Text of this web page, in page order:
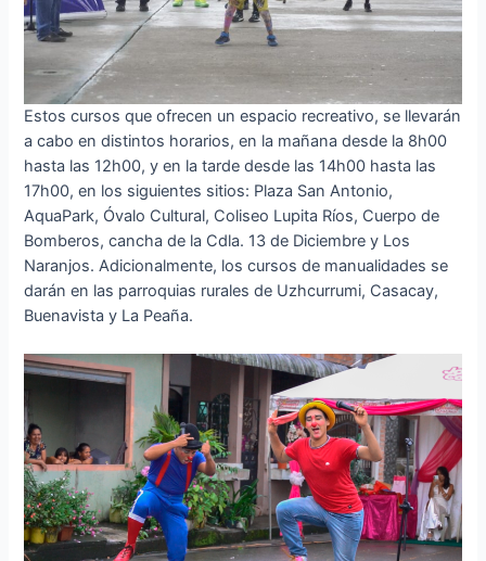
Estos cursos que ofrecen un espacio recreativo, se llevarán
a cabo en distintos horarios, en la mañana desde la 8h00
hasta las 12h00, y en la tarde desde las 14h00 hasta las
17h00, en los siguientes sitios: Plaza San Antonio,
AquaPark, Óvalo Cultural, Coliseo Lupita Ríos, Cuerpo de
Bomberos, cancha de la Cdla. 13 de Diciembre y Los
Naranjos. Adicionalmente, los cursos de manualidades se
darán en las parroquias rurales de Uzhcurrumi, Casacay,
Buenavista y La Peaña.